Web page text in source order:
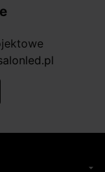
arrow_drop_down